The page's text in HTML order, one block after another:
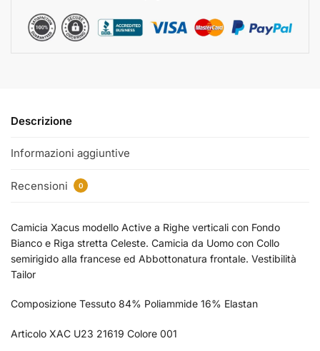
Descrizione
Informazioni aggiuntive
Recensioni 0
Camicia Xacus modello Active a Righe verticali con Fondo
Bianco e Riga stretta Celeste. Camicia da Uomo con Collo
semirigido alla francese ed Abbottonatura frontale. Vestibilità
Tailor
Composizione Tessuto 84% Poliammide 16% Elastan
Articolo XAC U23 21619 Colore 001